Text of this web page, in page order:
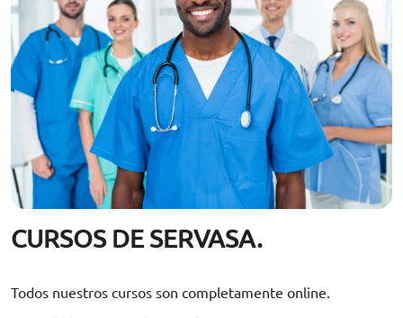
CURSOS DE SERVASA.
Todos nuestros cursos son completamente online.